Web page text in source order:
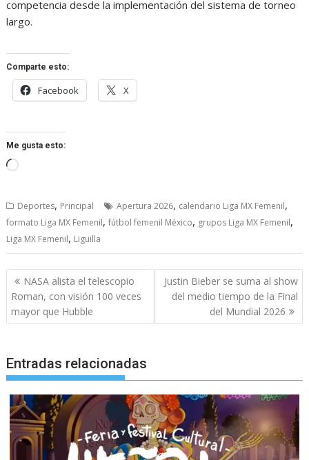
competencia desde la implementación del sistema de torneo
largo.
Comparte esto:
Facebook X
Me gusta esto:
Cargando...
Deportes, Principal Apertura 2026, calendario Liga MX Femenil,
formato Liga MX Femenil,fútbol femenil México, grupos Liga MX Femenil,
Liga MX Femenil, Liguilla
Navegación
de
entradas
NASA alista el telescopio
Roman, con visión 100 veces
mayor que Hubble
Justin Bieber se suma al show
del medio tiempo de la Final
del Mundial 2026
Entradas relacionadas